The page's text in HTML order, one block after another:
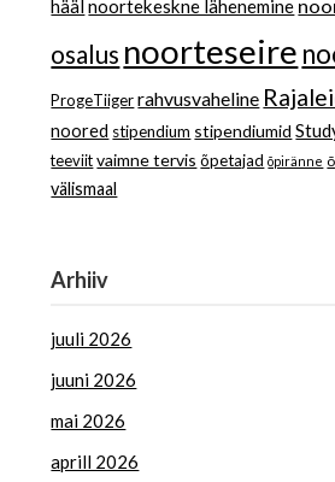
hääl noortekeskne lähenemine
osalus noorteseire
ProgeTiiger rahvusvaheline
noored stipendium stipendiumid
teeviit vaimne tervis õpetajad õpiränne
välismaal
Arhiiv
juuli 2026
juuni 2026
mai 2026
aprill 2026